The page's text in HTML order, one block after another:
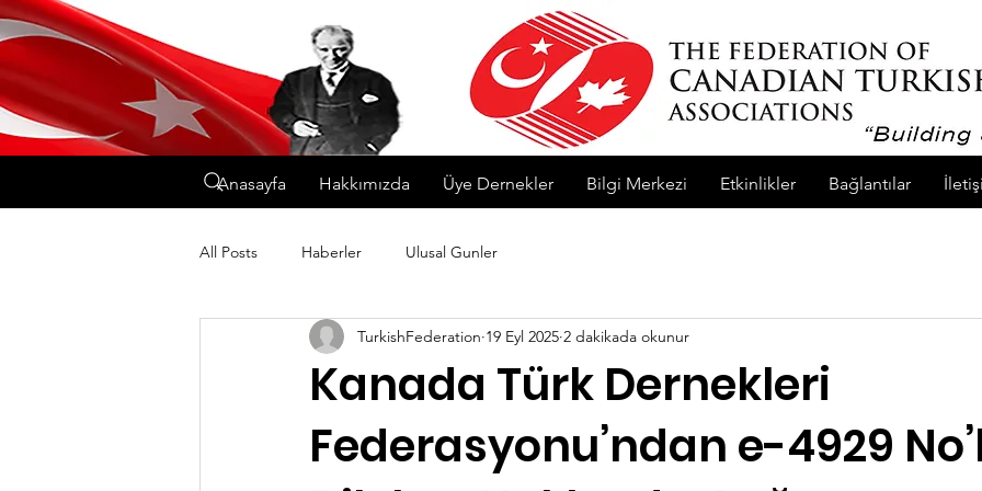
Anasayfa Hakkımızda Üye Dernekler Bilgi Merkezi Etkinlikler Bağlantılar
All Posts Haberler Ulusal Gunler
Kanada Türk Dernekleri
Federasyonu’ndan e-4929
TurkishFederation 19 Eyl 2025 2 dakikada okunur